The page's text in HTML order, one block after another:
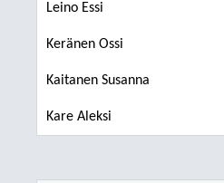
Leino Essi
Keränen Ossi
Kaitanen Susanna
Kare Aleksi